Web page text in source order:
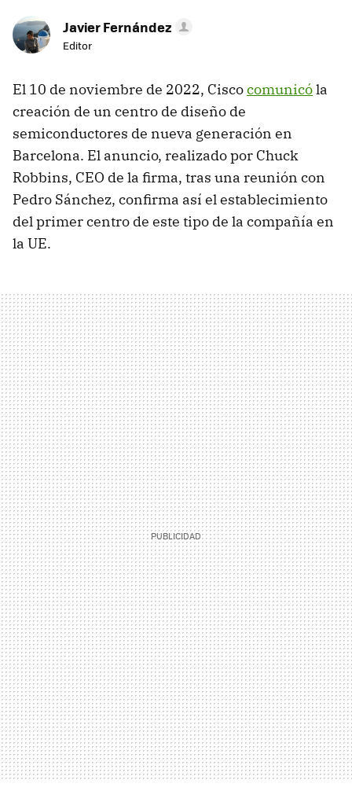
Javier Fernández
Editor
El 10 de noviembre de 2022, Ciscocomunicóla
creación de un centro de diseño de
semiconductores de nueva generación en
Barcelona. El anuncio, realizado por Chuck
Robbins, CEO de la firma, tras una reunión con
Pedro Sánchez, confirma así el establecimiento
del primer centro de este tipo de la compañía en
la UE.